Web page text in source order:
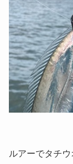
ルアーでタチ